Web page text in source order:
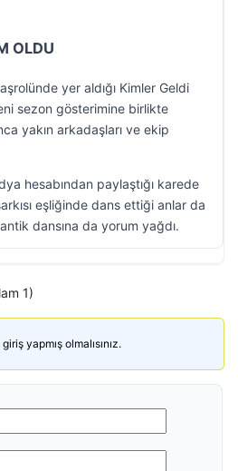
OLDU
yer aldığı Kimler Geldi
sezon gösterimine birlikte
yakın arkadaşları ve ekip
hesabından paylaştığı karede
eşliğinde dans ettiği anlar da
dansına da yorum yağdı.
1)
yapmış olmalısınız.